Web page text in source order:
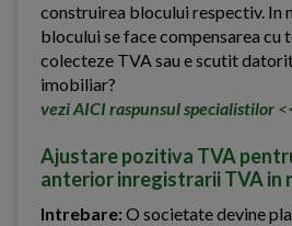
construirea blocului respectiv. In
blocului se face compensarea cu
colecteze TVA sau e scutit
imobiliar?
vezi AICI raspunsul specialistilor
Ajustare pozitiva TVA
anterior inregistrarii TVA in
Intrebare:O societate devine